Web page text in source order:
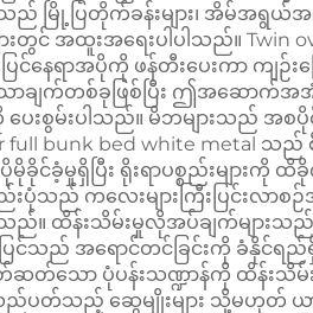
မြို့ပြတိုက်ခန်းများ၊ အိမ်အရွယ်
င် အထူးအရေးပါပါသည်။ Twin
ရာအပိုကို ဖန်တီးပေးကာ ကျဉ်းမြ
ာချက်တစ်ခုဖြစ်ပြီး ဤအဆောက်
ပေးစွမ်းပါသည်။ မိဘများသည်
bunk bed white metal သ
ခံ့မှုရှိပြီး ရိုးရာပစ္စည်းများကို ထိ
သည် ကလေးများကြီးပြင်းလာစ
န်းသိမ်းမှုလိုအပ်ချက်များသည် သန့်ရှ
ည် အရောင်တင်ခြင်းကို ခံနိုင်ရည်ရှိပ
သော ပုံပန်းသဏ္ဍာန်ကို ထိန်းသိ
တ်သည့် ဆွေမျိုးများ သို့မဟုတ် ယာ